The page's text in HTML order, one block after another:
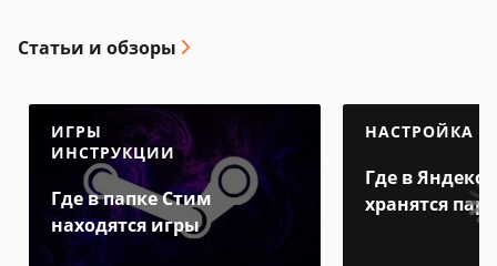
Статьи и обзоры
ИГРЫ
ИНСТРУКЦИИ
Где в папке Стим
находятся игры
НАСТРОЙКА
Где в Яндекс
хранятся